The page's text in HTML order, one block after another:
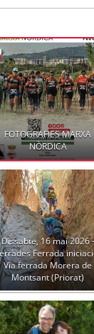
FOTOGRAFIES MARXA
NÒRDICA
Dissabte, 16 mai 2026 -
Ferrada
Via ferrada Morera de
Montsant (Priorat)